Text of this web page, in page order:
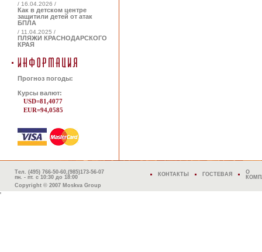
/ 16.04.2026 /
Как в детском центре
защитили детей от атак
БПЛА
/ 11.04.2025 /
ПЛЯЖИ КРАСНОДАРСКОГО
КРАЯ
Прогноз погоды:
Курсы валют:
USD=81,4077
EUR=94,0585
Тел. (495) 766-50-60,(985)173-56-07
пн. - пт. с 10:30 до 18:00
Copyright © 2007 Moskva Group
КОНТАКТЫ ГОСТЕВАЯ
О
'